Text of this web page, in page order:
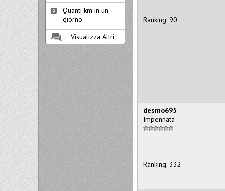
Ranking: 90
desmo695
Impennata
Ranking: 332
Quanti km in un
giorno
Visualizza Altri